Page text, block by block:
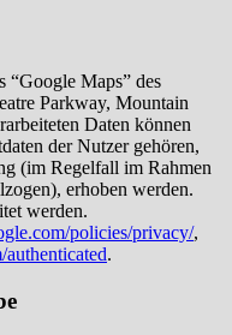
“Google Maps” des
Parkway, Mountain
Daten können
der Nutzer gehören,
(im Regelfall im Rahmen
erhoben werden.
werden.
policies/privacy/,
authenticated.